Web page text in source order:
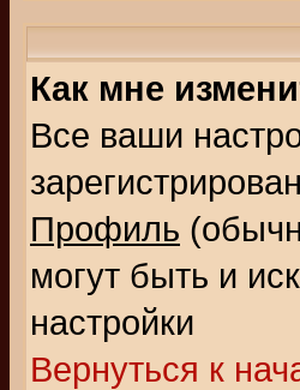
Как мне
Все ваши
Профиль
могут быть и
настройки
Вернуться к